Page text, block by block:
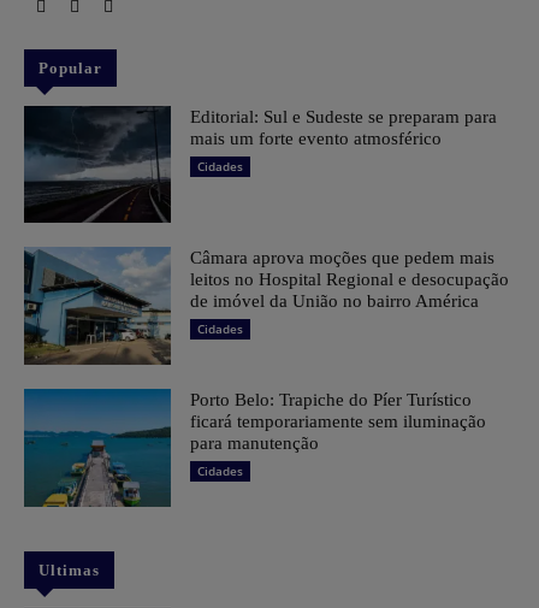
Popular
Editorial: Sul e Sudeste se preparam para
mais um forte evento atmosférico
Cidades
Câmara aprova moções que pedem mais
leitos no Hospital Regional e desocupação
de imóvel da União no bairro América
Cidades
Porto Belo: Trapiche do Píer Turístico
ficará temporariamente sem iluminação
para manutenção
Cidades
Ultimas